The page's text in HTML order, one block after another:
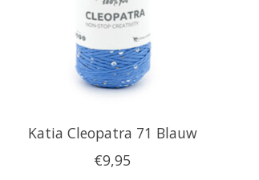
Katia Cleopatra 71 Blauw
€9,95